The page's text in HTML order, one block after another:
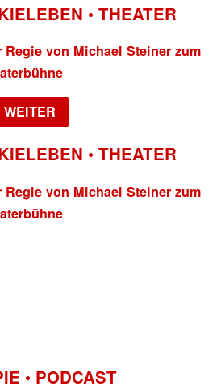
• THEATER
von Michael Steiner zum
WEITER
• THEATER
von Michael Steiner zum
• PODCAST